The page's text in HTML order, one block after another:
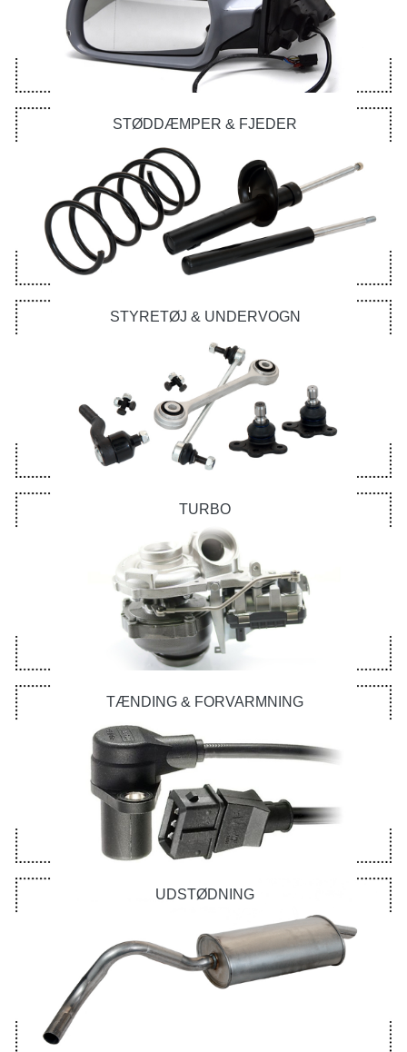
STØDDÆMPER & FJEDER
STYRETØJ & UNDERVOGN
TURBO
TÆNDING & FORVARMNING
UDSTØDNING